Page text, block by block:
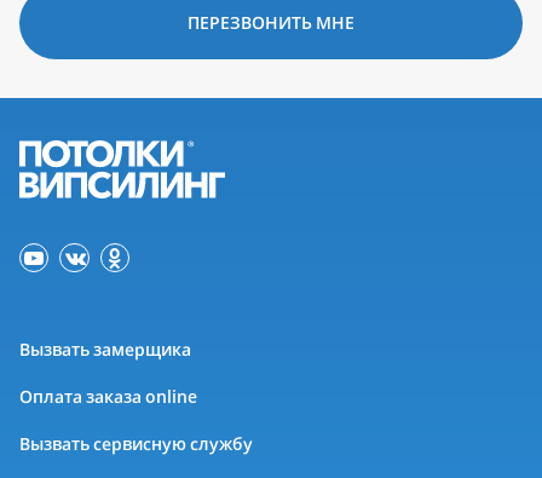
ПЕРЕЗВОНИТЬ МНЕ
Вызвать замерщика
Оплата заказа online
Вызвать сервисную службу